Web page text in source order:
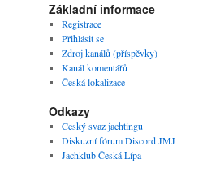
Základní informace
Registrace
Přihlásit se
Zdroj kanálů (příspěvky)
Kanál komentářů
Česká lokalizace
Odkazy
Český svaz jachtingu
Diskuzní fórum Discord JMJ
Jachklub Česká Lípa